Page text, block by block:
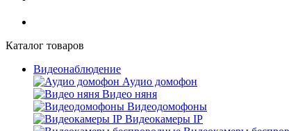
Каталог товаров
Видеонаблюдение
Аудио домофон
Видео няня
Видеодомофоны
Видеокамеры IP